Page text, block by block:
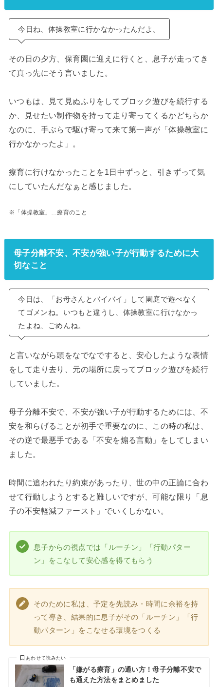
今日ね、体操教室に行かなかったんだよ。
その日の夕方、保育園に迎えに行くと、息子が走ってき
て真っ先にそう言いました。
いつもは、見て見ぬふりをしてブロック遊びを続行する
か、見せたい制作物を持って走り寄ってくるかどちらか
なのに、手ぶらで駆け寄って来て第一声が「体操教室に
行かなかったよ」。
療育に行けなかったことを1日中ずっと、引きずって気
にしていたんだなぁと感じました。
※「体操教室」…療育のこと
母子分離不安、不安が強い子が行動するために大
切なこと
今日は、「お母さんとバイバイ」して園庭で遊べなく
てゴメンね。いつもと違うし、体操教室に行けなかっ
たよね、ごめんね。
と言いながら頭をなでなですると、安心したような表情
をして走り去り、元の場所に戻ってブロック遊びを続行
していました。
母子分離不安で、不安が強い子が行動するためには、不
安を和らげることが初手で重要なのに、この時の私は、
その逆で最悪手である「不安を煽る言動」をしてしまい
ました。
時間に追われたり約束があったり、世の中の正論に合わ
せて行動しようとすると難しいですが、可能な限り「息
子の不安軽減ファースト」でいくしかない。
息子からの視点では「ルーチン」「行動パター
ン」をこなして安心感を得てもらう
そのために私は、予定を先読み・時間に余裕を持
って導き、結果的に息子がその「ルーチン」「行
動パターン」をこなせる環境をつくる
「嫌がる療育」の通い方！母子分離不安で
も通えた方法をまとめました
あわせて読みたい